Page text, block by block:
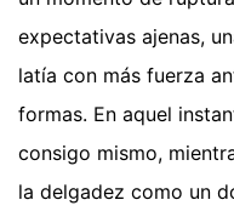
expectativas ajenas,
latía con más fuerza
formas. En aquel
consigo mismo,
la delgadez como un